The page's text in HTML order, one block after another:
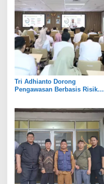
Tri Adhianto Dorong
Pengawasan Berbasis Risiko,